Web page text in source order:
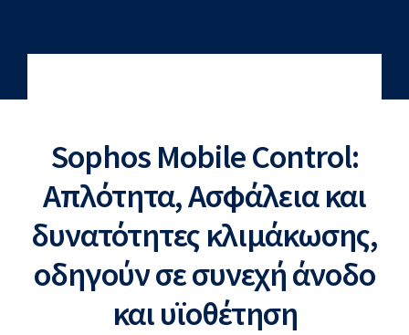
Sophos Mobile Control:
Απλότητα, Ασφάλεια και
δυνατότητες κλιμάκωσης,
οδηγούν σε συνεχή άνοδο
και υϊοθέτηση